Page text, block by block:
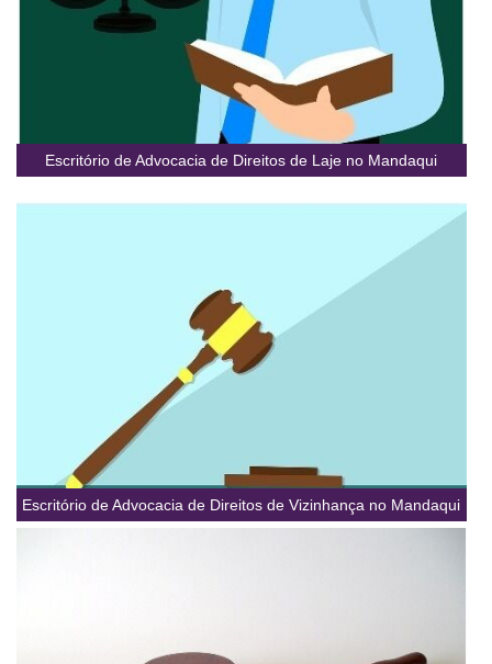
Escritório de Advocacia de Direitos de Laje no Mandaqui
Escritório de Advocacia de Direitos de Vizinhança no Mandaqui